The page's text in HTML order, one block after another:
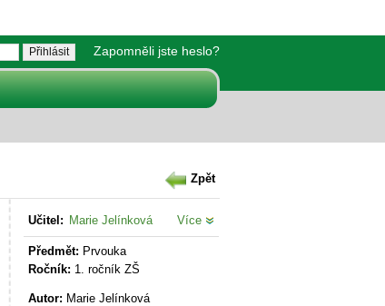
Zapomněli jste heslo?
Zpět
Učitel: Marie Jelínková Více
Předmět: Prvouka
Ročník: 1. ročník ZŠ
Autor: Marie Jelínková